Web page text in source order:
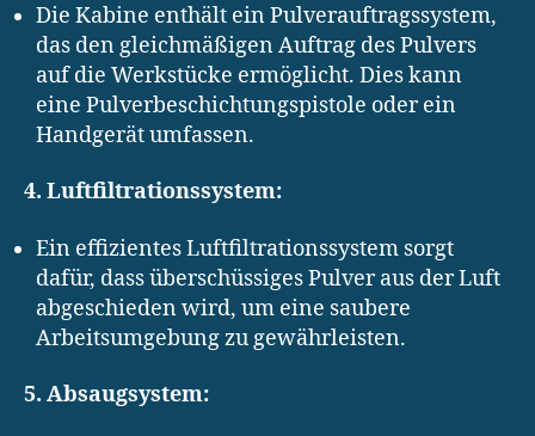
Die Kabine enthält ein Pulverauftragssystem,
das den gleichmäßigen Auftrag des Pulvers
auf die Werkstücke ermöglicht. Dies kann
eine Pulverbeschichtungspistole oder ein
Handgerät umfassen.
4. Luftfiltrationssystem:
Ein effizientes Luftfiltrationssystem sorgt
dafür, dass überschüssiges Pulver aus der Luft
abgeschieden wird, um eine saubere
Arbeitsumgebung zu gewährleisten.
5. Absaugsystem: